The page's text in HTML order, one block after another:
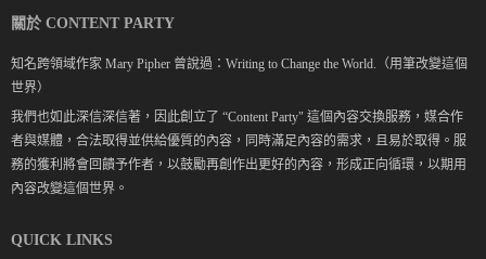
關於 CONTENT PARTY
知名跨領域作家 Mary Pipher 曾說過：Writing to Change the World.（用筆改變這個
世界）
我們也如此深信深信著，因此創立了 “Content Party" 這個內容交換服務，媒合作
者與媒體，合法取得並供給優質的內容，同時滿足內容的需求，且易於取得。服
務的獲利將會回饋予作者，以鼓勵再創作出更好的內容，形成正向循環，以期用
內容改變這個世界。
QUICK LINKS